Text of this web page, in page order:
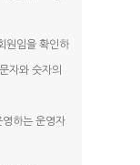
원임을 확인하
자와 숫자의
하는 운영자